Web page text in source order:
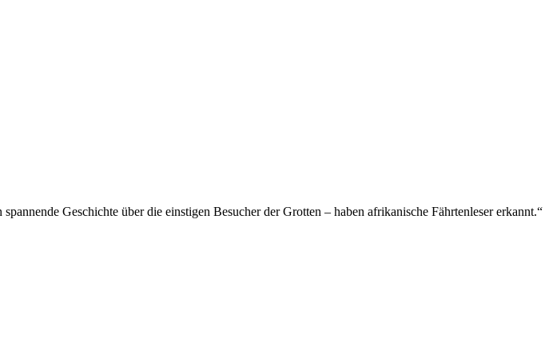
Geschichte über die einstigen Besucher der Grotten – haben afrikanische Fährtenleser erkannt.“